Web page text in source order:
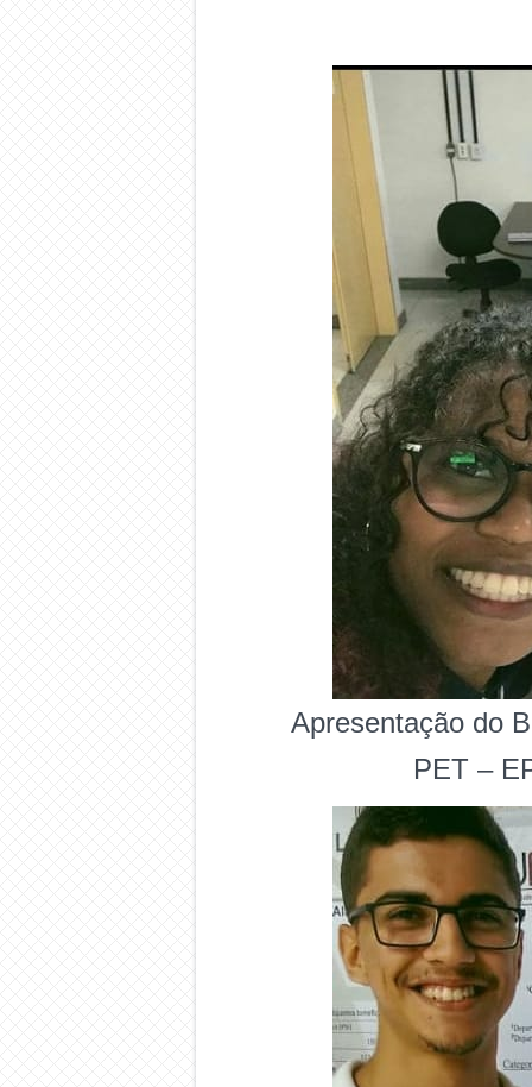
Apresentação do
PET –